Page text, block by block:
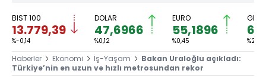
BIST 100
13.779,39
%-0,14
DOLAR
47,6966
%0,12
EURO
55,1896
%0,45 %2,59
Haberler Ekonomi İş-Yaşam
Bakan Uraloğlu açıkladı:
Türkiye’nin en uzun ve hızlı metrosundan rekor